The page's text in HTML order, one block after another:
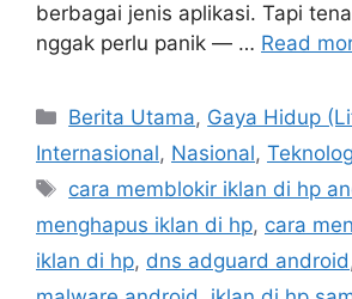
berbagai jenis aplikasi. Tapi
nggak perlu panik — … Read
C
a
e
g
o
r
Berita Utama, Gaya Hidup
Internasional, Nasional,
T
a
s
cara memblokir iklan di hp
menghapus iklan di hp, cara
iklan di hp, dns adguard android